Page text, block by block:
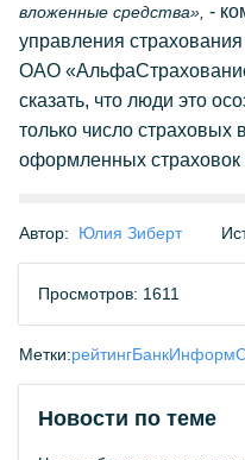
вложенные средства», -
управления
ОАО
сказать, что люди это
только число страховых
оформленных страховок
Автор: Юлия Зиберт
Просмотров: 1611
Метки:рейтинг
Новости по теме